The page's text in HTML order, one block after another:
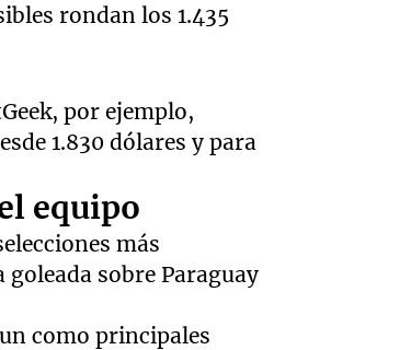
rondan los 1.435
por ejemplo,
1.830 dólares y para
equipo
más
goleada sobre Paraguay
como principales